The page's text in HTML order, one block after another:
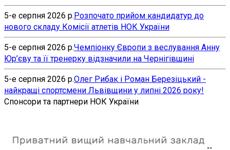
5-е серпня 2026 р.Розпочато прийом кандидатур до
нового складу Комісії атлетів НОК України
5-е серпня 2026 р.Чемпіонку Європи з веслування Анну
Юр’єву та її тренерку відзначили на Чернігівщині
5-е серпня 2026 р.Олег Рибак і Роман Березіцький -
найкращі спортсмени Львівщини у липні 2026 року!
Спонсори та партнери НОК України